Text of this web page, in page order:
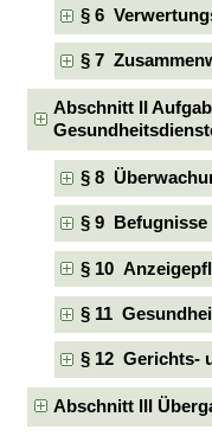
§ 6
§ 7
Abschnitt II
§ 8
§ 9 Befugnisse
§ 10
§ 11
§ 12 Gerichts-
Abschnitt III